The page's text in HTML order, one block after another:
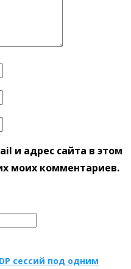
и адрес сайта в этом
моих комментариев.
сессий под одним